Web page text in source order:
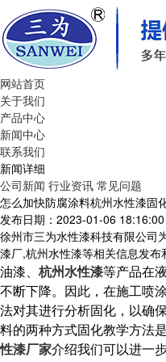
网站首页
关于我们
产品中心
新闻中心
联系我们
新闻详细
公司新闻 行业资讯 常见问题
怎么加快防腐涂料杭州水性漆固
发布日期：2023-01-06 18:16:00
徐州市三为水性漆科技有限公司
漆厂,杭州水性漆等相关信息发布
油漆、 杭州水性漆等产品在
不断下降。因此，在施工喷
法对其进行分析固化，以确
料的两种方式固化教学方法
性漆厂家介绍我们可以进一